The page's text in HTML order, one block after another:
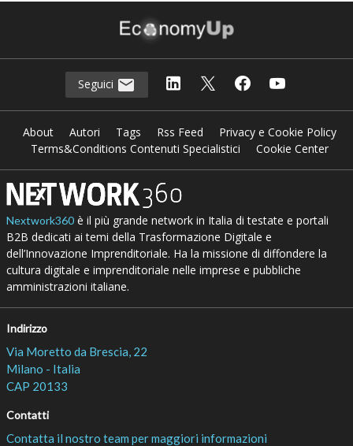
Seguici
About Autori Tags Rss Feed
Privacy e Cookie Policy
Terms&Conditions Contenuti Specialistici
Cookie Center
Nextwork360è il più grande network in Italia di testate e portali
B2B dedicati ai temi della Trasformazione Digitale e
dell’Innovazione Imprenditoriale. Ha la missione di diffondere la
cultura digitale e imprenditoriale nelle imprese e pubbliche
amministrazioni italiane.
Indirizzo
Via Moretto da Brescia, 22
Milano - Italia
CAP 20133
Contatti
Contatta il nostro team per maggiori informazioni